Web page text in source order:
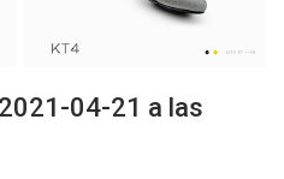
04-21 a las